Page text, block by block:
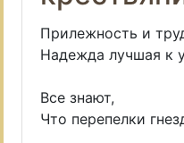
Прилежность и
Надежда лучшая к
Все знают,
Что перепелки